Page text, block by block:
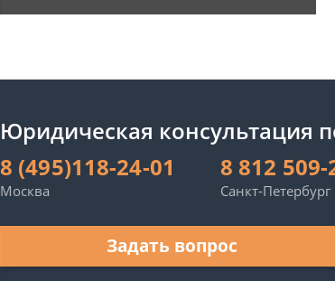
Юридическая
8 (495)118-24-01
Москва
8 812 509-
Санкт-Петербург
Задать вопрос